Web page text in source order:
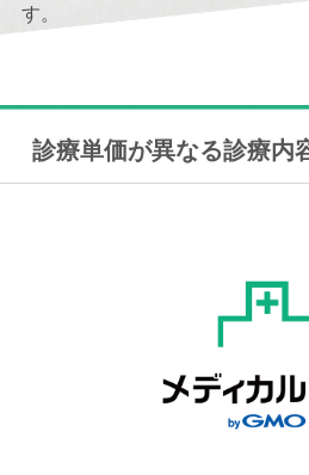
す。
診療単価が異なる診療内